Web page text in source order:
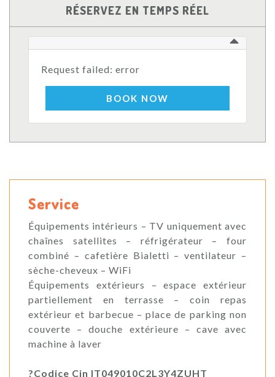
RÉSERVEZ EN TEMPS RÉEL
Request failed: error
BOOK NOW
Service
Équipements intérieurs – TV uniquement avec
chaînes satellites – réfrigérateur – four
combiné – cafetière Bialetti – ventilateur –
sèche-cheveux – WiFi
Équipements extérieurs – espace extérieur
partiellement en terrasse – coin repas
extérieur et barbecue – place de parking non
couverte – douche extérieure – cave avec
machine à laver
?Codice Cin IT049010C2L3Y4ZUHT